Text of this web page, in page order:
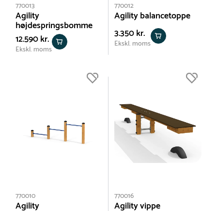
770013
Agility
højdespringsbomme
12.590 kr.
Ekskl. moms
770012
Agility balancetoppe
3.350 kr.
Ekskl. moms
770010
Agility
770016
Agility vippe